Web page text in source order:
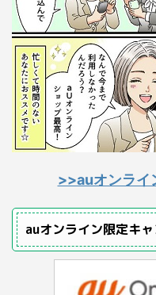
>>auオンライ
auオンライン限定キ